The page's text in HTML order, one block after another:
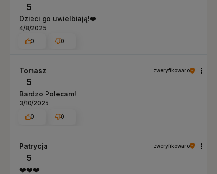
5
Dzieci go uwielbiają!❤️
4/8/2025
0
0
Tomasz zweryfikowano
5
Bardzo Polecam!
3/10/2025
0
0
Patrycja zweryfikowano
5
❤️❤️❤️